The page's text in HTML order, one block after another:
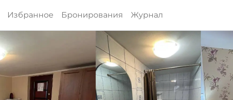
Избранное Бронирования Журнал